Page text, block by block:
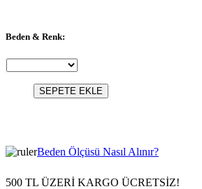
Beden & Renk:
SEPETE EKLE
Beden Ölçüsü Nasıl Alınır?
500 TL ÜZERİ KARGO ÜCRETSİZ!